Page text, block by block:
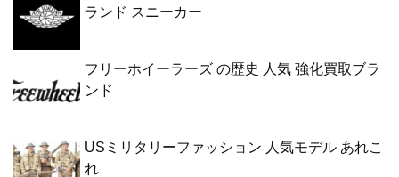
ランド スニーカー
フリーホイーラーズ の歴史 人気 強化買取ブラ
ンド
USミリタリーファッション 人気モデル あれこ
れ